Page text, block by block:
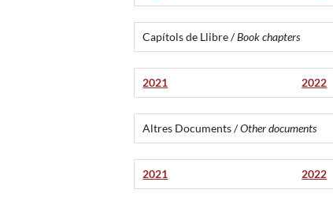
Capítols de Llibre /Book chapters
2021 2022
Altres Documents /Other documents
2021 2022